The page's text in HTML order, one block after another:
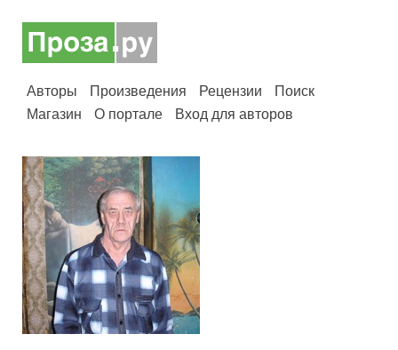
Авторы Произведения Рецензии
Поиск
Магазин
О портале Вход для авторов